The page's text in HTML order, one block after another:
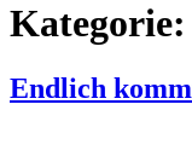
Kategorie:
Endlich